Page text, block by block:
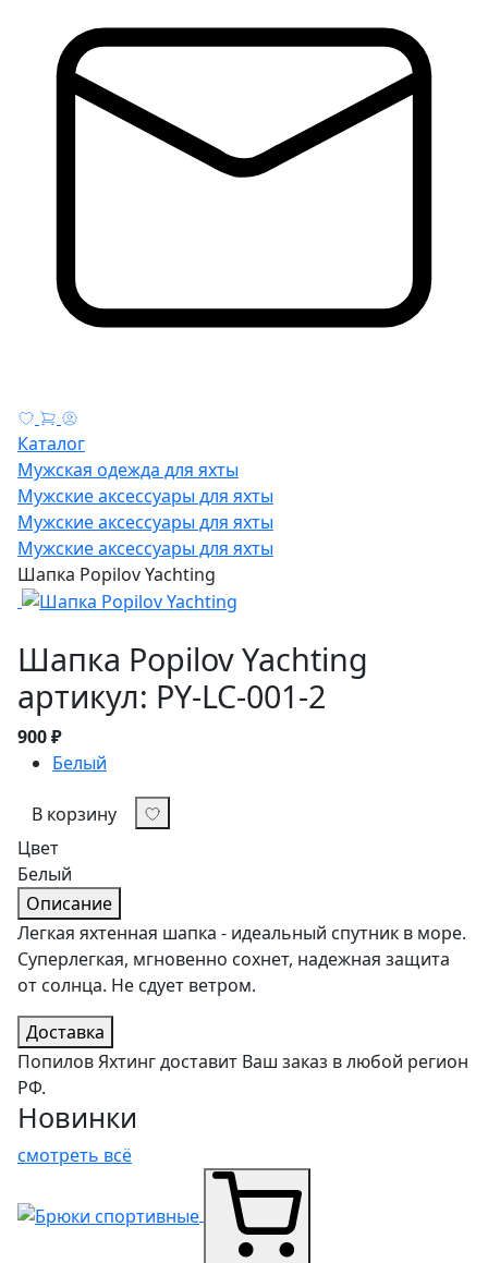
Каталог
Мужская одежда для яхты
Мужские аксессуары для яхты
Мужские аксессуары для яхты
Мужские аксессуары для яхты
Шапка Popilov Yachting
Шапка Popilov Yachting
артикул: PY-LC-001-2
900 ₽
Белый
В корзину
Цвет
Белый
Описание
Легкая яхтенная шапка - идеальный спутник в море.
Суперлегкая, мгновенно сохнет, надежная защита
от солнца. Не сдует ветром.
Доставка
Попилов Яхтинг доставит Ваш заказ в любой регион
РФ.
Новинки
смотреть всё